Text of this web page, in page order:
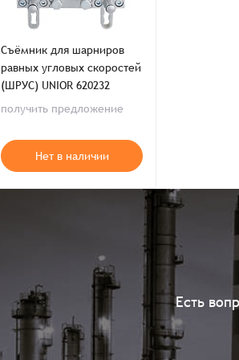
Съёмник для шарниров
равных угловых скоростей
(ШРУС) UNIOR 620232
получить предложение
Нет в наличии
Есть